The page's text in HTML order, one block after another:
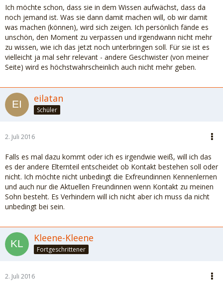
Ich möchte schon, dass sie in dem Wissen aufwächst, dass da
noch jemand ist. Was sie dann damit machen will, ob wir damit
was machen (können), wird sich zeigen. Ich persönlich fände es
unschön, den Moment zu verpassen und irgendwann nicht mehr
zu wissen, wie ich das jetzt noch unterbringen soll. Für sie ist es
vielleicht ja mal sehr relevant - andere Geschwister (von meiner
Seite) wird es höchstwahrscheinlich auch nicht mehr geben.
eilatan
Schüler
2. Juli 2016
Falls es mal dazu kommt oder ich es irgendwie weiß, will ich das
es der andere Elternteil entscheidet ob Kontakt bestehen soll oder
nicht. Ich möchte nicht unbedingt die Exfreundinnen Kennenlernen
und auch nur die Aktuellen Freundinnen wenn Kontakt zu meinen
Sohn besteht. Es Verhindern will ich nicht aber ich muss da nicht
unbedingt bei sein.
Kleene-Kleene
Fortgeschrittener
2. Juli 2016